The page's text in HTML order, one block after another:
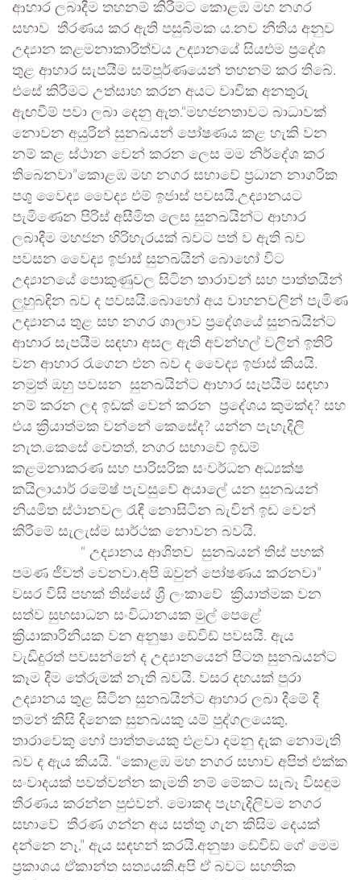
ආහාර ලබාදීම තහනම් කිරීමට කොළඹ මහ නගර
සභාව තීරණය කර ඇති පසුබිමක ය.නව නීතිය අනුව
උද්‍යාන කළමනාකාරිත්වය උද්‍යානයේ සියළුම ප්‍රදේශ
තුළ ආහාර සැපයීම සම්පූර්ණයෙන් තහනම් කර තිබේ.
එසේ කිරීමට උත්සාහ කරන අයට වාචික අනතුරු
ඇඟවීම් පවා ලබා දෙනු ඇත.“මහජනතාවට බාධාවක්
නොවන අයුරින් සුනඛයන් පෝෂණය කළ හැකි වන
නම් කළ ස්ථාන වෙන් කරන ලෙස මම නිර්දේශ කර
තිබෙනවා”කොළඹ මහ නගර සභාවේ ප්‍රධාන නාගරික
පශු වෛද්‍ය වෛද්‍ය එම් ඉජාස් පවසයි.උද්‍යානයට
පැමිණෙන පිරිස් අසීමිත ලෙස සුනඛයින්ට ආහාර
ලබාදීම මහජන හිරිහැරයක් බවට පත් ව ඇති බව
පවසන වෛද්‍ය ඉජාස් සුනඛයින් බොහෝ විට
උද්‍යානයේ පොකුණුවල සිටින තාරාවන් සහ පාත්තයින්
ලුහුබඳින බව ද පවසයි.බොහෝ අය වාහනවලින් පැමිණ
උද්‍යානය තුළ සහ නගර ශාලාව ප්‍රදේශයේ සුනඛයින්ට
ආහාර සැපයීම සඳහා අසල ඇති අවන්හල් වලින් ඉතිරි
වන ආහාර රැගෙන එන බව ද වෛද්‍ය ඉජාස් කියයි.
නමුත් ඔහු පවසන සුනඛයින්ට ආහාර සැපයීම සඳහා
නම් කරන ලද ඉඩක් වෙන් කරන ප්‍රදේශය කුමක්ද? සහ
එය ක්‍රියාත්මක වන්නේ කෙසේද? යන්න පැහැදිලි
නැත.කෙසේ වෙතත්, නගර සභාවේ ඉඩම්
කළමනාකරණ සහ පාරිසරික සංවර්ධන අධ්‍යක්ෂ
කයිලායාර් රමේෂ් පැවසුවේ අයාලේ යන සුනඛයන්
නියමිත ස්ථානවල රැඳී නොසිටින බැවින් ඉඩ වෙන්
කිරීමේ සැලැස්ම සාර්ථක නොවන බවයි.
“ උද්‍යානය ආශිතව සුනඛයන් තිස් පහක්
පමණ ජීවත් වෙනවා.අපි ඔවුන් පෝෂණය කරනවා”
වසර විසි පහක් තිස්සේ ශ්‍රී ලංකාවේ ක්‍රියාත්මක වන
සත්ව සුභසාධන සංවිධානයක මුල් පෙළේ
ක්‍රියාකාරිනියක වන අනුෂා ඩේවිඩ් පවසයි. ඇය
වැඩිදුරත් පවසන්නේ ද උද්‍යානයෙන් පිටත සුනඛයන්ට
කෑම දීම තේරුමක් නැති බවයි. වසර දහයක් පුරා
උද්‍යානය තුළ සිටින සුනඛයින්ට ආහාර ලබා දීමේ දී
තමන් කිසි දිනෙක සුනඛයකු යම් පුද්ගලයෙකු,
තාරාවෙකු හෝ පාත්තයෙකු එළවා දමනු දැක නොමැති
බව ද ඇය කියයි. “කොළඹ මහ නගර සභාව අපිත් එක්ක
සංවාදයක් පවත්වන්න කැමති නම් මේකට සැබෑ විසඳුම
තීරණය කරන්න පුළුවන්. මොකද පැහැදිලිවම නගර
සභාවේ තීරණ ගන්න අය සත්තු ගැන කිසිම දෙයක්
දන්නෙ නෑ,” ඇය සඳහන් කරයි.අනුෂා ඩේවිඩ් ගේ මෙම
ප්‍රකාශය ඒකාන්ත සත්‍යයකි.අපි ඒ බවට සහතික